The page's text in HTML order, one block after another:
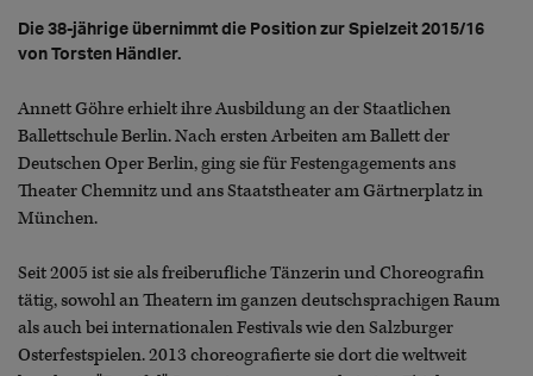
Die 38-jährige übernimmt die Position zur Spielzeit 2015/16
von Torsten Händler.
Annett Göhre erhielt ihre Ausbildung an der Staatlichen
Ballettschule Berlin. Nach ersten Arbeiten am Ballett der
Deutschen Oper Berlin, ging sie für Festengagements ans
Theater Chemnitz und ans Staatstheater am Gärtnerplatz in
München.
Seit 2005 ist sie als freiberufliche Tänzerin und Choreografin
tätig, sowohl an Theatern im ganzen deutschsprachigen Raum
als auch bei internationalen Festivals wie den Salzburger
Osterfestspielen. 2013 choreografierte sie dort die weltweit